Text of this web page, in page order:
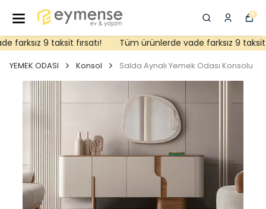
0
9 taksit fırsatı! Tüm ürünlerde vade farksız 9 taksit
YEMEK ODASI Konsol Salda Aynalı Yemek Odası Konsolu